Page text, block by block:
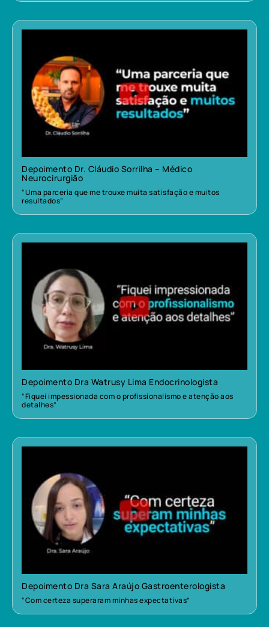
Depoimento Dr. Cláudio Sorrilha – Médico
Neurocirurgião
“Uma parceria que me trouxe muita satisfação e muitos
resultados”
Depoimento Dra Watrusy Lima Endocrinologista
“Fiquei impessionada com o profissionalismo e atenção aos
detalhes”
Depoimento Dra Sara Araújo Gastroenterologista
“Com certeza superaram minhas expectativas”